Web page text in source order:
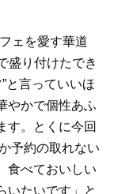
ェを愛す華道
盛り付けたでき
と言っていいほ
やかで個性あふ
す。とくに今回
予約の取れない
食べておいしい
いたいです」と